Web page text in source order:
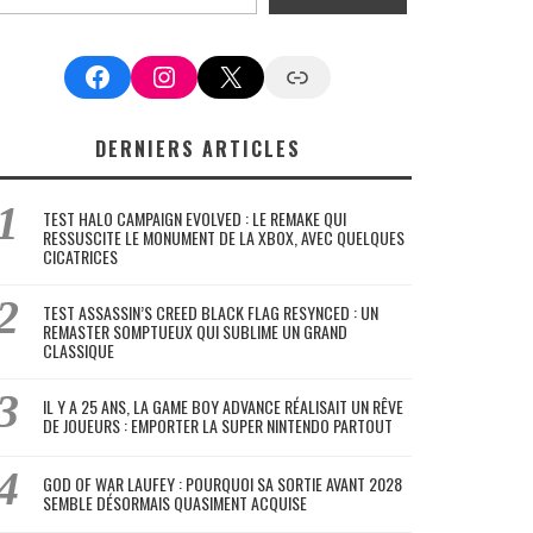
FacebookInstagram
X Google News
DERNIERS ARTICLES
TEST HALO CAMPAIGN EVOLVED : LE REMAKE QUI
RESSUSCITE LE MONUMENT DE LA XBOX, AVEC QUELQUES
CICATRICES
TEST ASSASSIN’S CREED BLACK FLAG RESYNCED : UN
REMASTER SOMPTUEUX QUI SUBLIME UN GRAND
CLASSIQUE
IL Y A 25 ANS, LA GAME BOY ADVANCE RÉALISAIT UN RÊVE
DE JOUEURS : EMPORTER LA SUPER NINTENDO PARTOUT
GOD OF WAR LAUFEY : POURQUOI SA SORTIE AVANT 2028
SEMBLE DÉSORMAIS QUASIMENT ACQUISE